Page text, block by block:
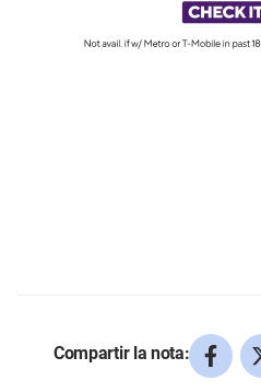
Compartir la nota: